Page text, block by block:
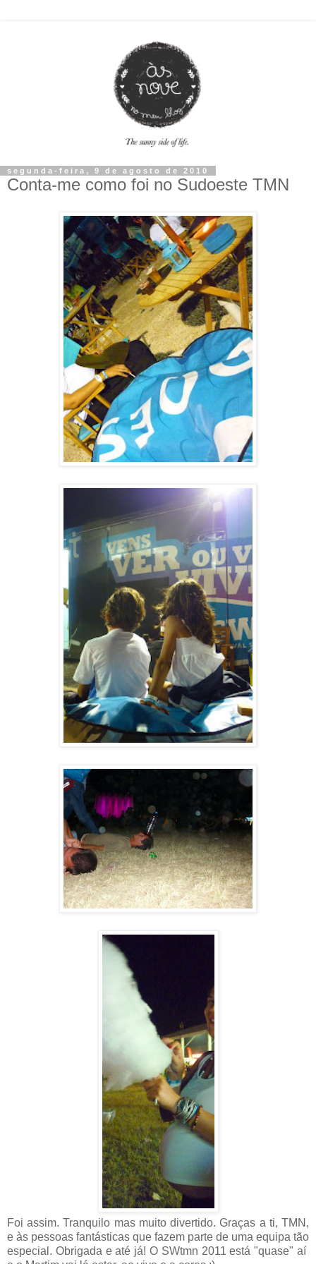
segunda-feira, 9 de agosto de 2010
Conta-me como foi no Sudoeste TMN
Foi assim. Tranquilo mas muito divertido. Graças a ti, TMN,
e às pessoas fantásticas que fazem parte de uma equipa tão
especial. Obrigada e até já! O SWtmn 2011 está "quase" aí